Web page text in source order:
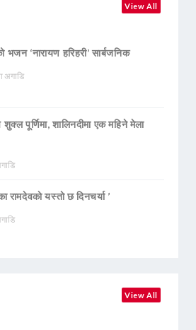
View All
भजन ‘नारायण हरिहरी’ सार्बजनिक
अगाडि
पूर्णिमा, शालिनदीमा एक महिने मेला
रामदेवकाे यस्ताे छ दिनचर्या ’
View All